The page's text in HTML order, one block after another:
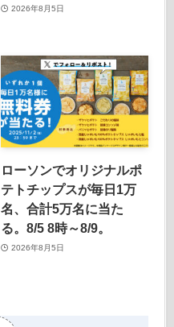
2026年8月5日
ローソンでオリジナルポ
テトチップスが毎日1万
名、合計5万名に当た
る。8/5 8時～8/9。
2026年8月5日